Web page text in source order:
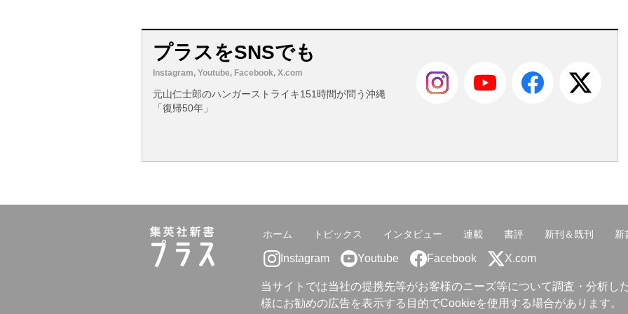
プラスをSNSでも
Instagram, Youtube, Facebook, X.com
元山仁士郎のハンガーストライキ151時間が問う沖縄
「復帰50年」
ホーム トピックス インタビュー 連載 書評 新刊＆既刊 新
Instagram Youtube Facebook X.com
当サイトでは当社の提携先等がお客様のニーズ等について調査・分析し
様にお勧めの広告を表示する目的でCookieを使用する場合があります。